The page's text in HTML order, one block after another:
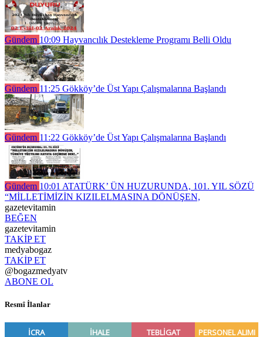
Gündem 10:09 Hayvancılık Destekleme Programı Belli Oldu
Gündem 11:25 Gökköy’de Üst Yapı Çalışmalarına Başlandı
Gündem 11:22 Gökköy’de Üst Yapı Çalışmalarına Başlandı
Gündem 10:01 ATATÜRK’ ÜN HUZURUNDA, 101. YIL SÖZÜ
“MİLLETİMİZİN KIZILELMASINA DÖNÜŞEN,
gazetevitamin
BEĞEN
gazetevitamin
TAKİP ET
medyabogaz
TAKİP ET
@bogazmedyatv
ABONE OL
Resmî İlanlar